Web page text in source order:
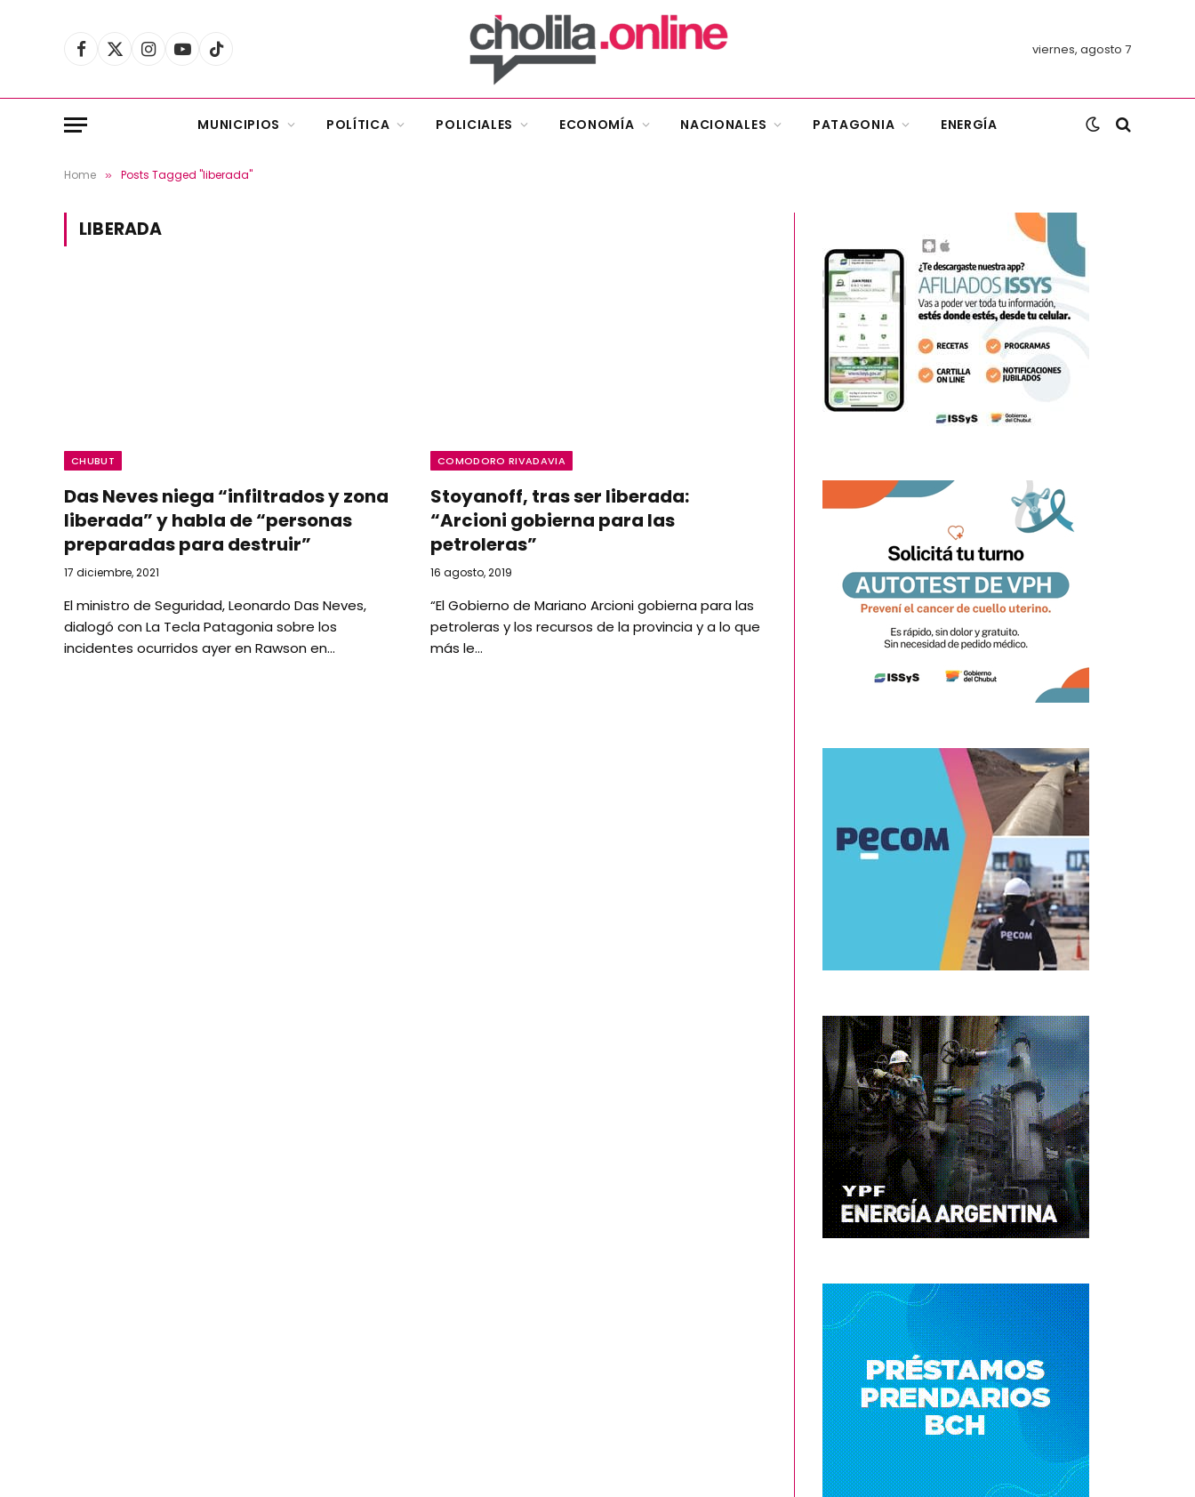
Facebook
X
Instagram
YouTubeTikTok viernes, agosto 7
MUNICIPIOS POLÍTICA POLICIALES ECONOMÍA NACIONALES PATAGONIA ENERGÍA
Home » Posts Tagged "liberada"
LIBERADA
CHUBUT
Das Neves niega “infiltrados y zona
liberada” y habla de “personas
preparadas para destruir”
17 diciembre, 2021
El ministro de Seguridad, Leonardo Das Neves,
dialogó con La Tecla Patagonia sobre los
incidentes ocurridos ayer en Rawson en…
COMODORO RIVADAVIA
Stoyanoff, tras ser liberada:
“Arcioni gobierna para las
petroleras”
16 agosto, 2019
“El Gobierno de Mariano Arcioni gobierna para las
petroleras y los recursos de la provincia y a lo que
más le…